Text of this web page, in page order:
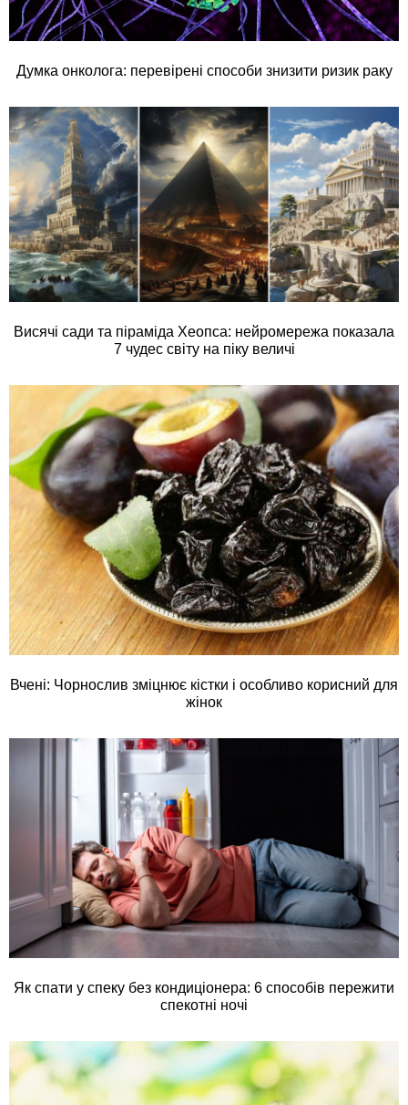
Думка онколога: перевірені способи знизити ризик раку
Висячі сади та піраміда Хеопса: нейромережа показала
7 чудес світу на піку величі
Вчені: Чорнослив зміцнює кістки і особливо корисний для
жінок
Як спати у спеку без кондиціонера: 6 способів пережити
спекотні ночі